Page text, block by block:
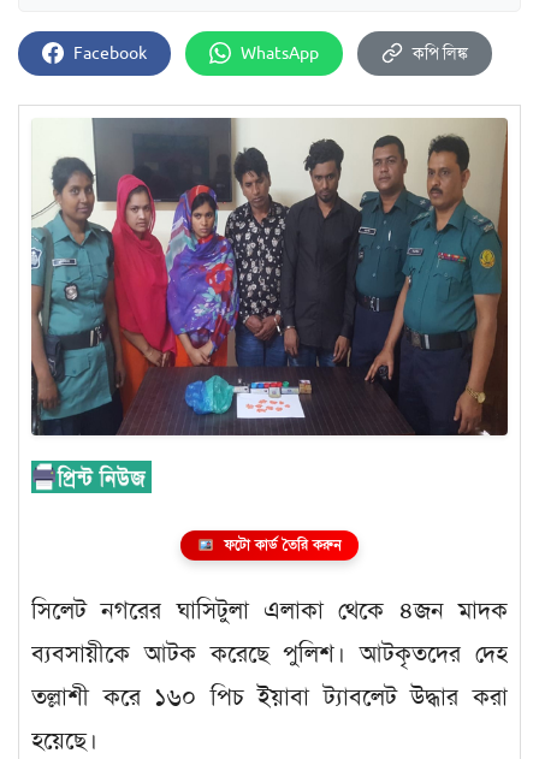
Facebook WhatsApp কপি লিঙ্ক
ফটো কার্ড তৈরি করুন
সিলেট নগরের ঘাসিটুলা এলাকা থেকে ৪জন মাদক
ব্যবসায়ীকে আটক করেছে পুলিশ। আটকৃতদের দেহ
তল্লাশী করে ১৬০ পিচ ইয়াবা ট্যাবলেট উদ্ধার করা
হয়েছে।